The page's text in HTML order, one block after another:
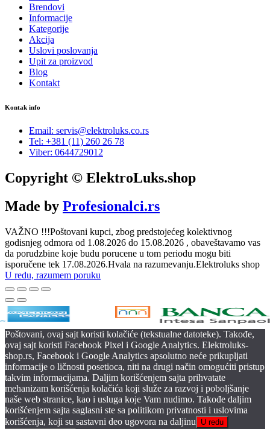
Brendovi
Informacije
Kategorije
Akcija
Uslovi poslovanja
Upit za proizvod
Blog
Kontakt
Kontak info
Email: servis@elektroluks.co.rs
Tel: +381 (11) 260 26 78
Viber: 0644729012
Copyright © ElektroLuks.shop
Made by Profesionalci.rs
VAŽNO !!!Poštovani kupci, zbog predstojećeg kolektivnog
godisnjeg odmora od 1.08.2026 do 15.08.2026 , obaveštavamo vas
da porudzbine koje budu porucene u tom periodu mogu biti
isporučene tek 17.08.2026.Hvala na razumevanju.Elektroluks shop
U redu, razumem poruku
Poštovani, ovaj sajt koristi kolačiće (tekstualne datoteke). Takođe,
ovaj sajt koristi Facebook Pixel i Google Analytics. Elektroluks-
shop.rs, Facebook i Google Analytics apsolutno neće prikupljati
informacije o ličnosti posetioca, niti na drugi način omogućiti pristup
takvim informacijama. Daljim korišćenjem sajta prihvatate
mehanizam korišćenja kolačića koji služe za razvoj i poboljšanje
naše web stranice, kao i usluga koje Vam nudimo. Takođe daljim
korišćenjem sajta saglasni ste sa politikom privatnosti i uslovima
korišćenja, koji su sastavni deo ugovora na daljinu
U redu